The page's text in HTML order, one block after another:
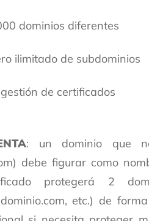
dominios diferentes
ilimitado de subdominios
de certificados
: un dominio que
debe figurar como
protegerá 2
etc.) de